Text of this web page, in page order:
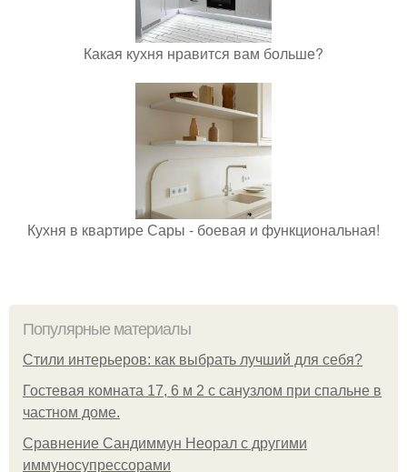
Какая кухня нравится вам больше?
Кухня в квартире Сары - боевая и функциональная!
Популярные материалы
Стили интерьеров: как выбрать лучший для себя?
Гостевая комната 17, 6 м 2 с санузлом при спальне в
частном доме.
Сравнение Сандиммун Неорал с другими
иммуносупрессорами